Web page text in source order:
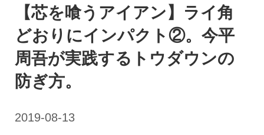
【芯を喰うアイアン】ライ角
どおりにインパクト②。今平
周吾が実践するトウダウンの
防ぎ方。